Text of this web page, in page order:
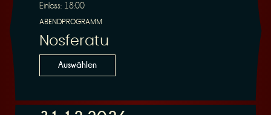
Einlass: 18:00
ABENDPROGRAMM
Nosferatu
Auswählen